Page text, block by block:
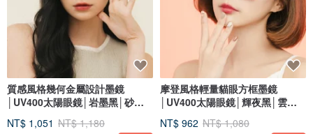
質感風格幾何金屬設計墨鏡
│UV400太陽眼鏡│岩墨黑│砂岩
NT$ 1,051 NT$ 1,180
摩登風格輕量貓眼方框墨鏡
│UV400太陽眼鏡│輝夜黑│雲峰
NT$ 962 NT$ 1,080